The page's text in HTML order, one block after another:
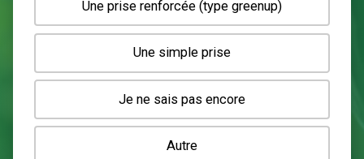
Une wallbox en triphasé (22kW)
Une wallbox en monophasé (7kW)
Une prise renforcée (type greenup)